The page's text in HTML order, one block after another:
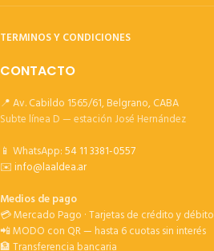
TERMINOS Y CONDICIONES
CONTACTO
📍 Av. Cabildo 1565/61, Belgrano, CABA
Subte línea D — estación José Hernández
📱 WhatsApp:54 11 3381-0557
✉️info@laaldea.ar
Medios de pago
💳 Mercado Pago · Tarjetas de crédito y débito
📲 MODO con QR — hasta 6 cuotas sin interés